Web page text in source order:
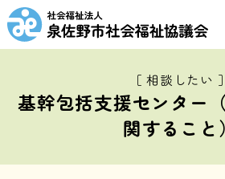
［ 相談したい ］
基幹包括支援センター
関すること）